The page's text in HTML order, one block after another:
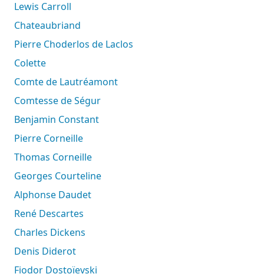
Lewis Carroll
Chateaubriand
Pierre Choderlos de Laclos
Colette
Comte de Lautréamont
Comtesse de Ségur
Benjamin Constant
Pierre Corneille
Thomas Corneille
Georges Courteline
Alphonse Daudet
René Descartes
Charles Dickens
Denis Diderot
Fiodor Dostoïevski